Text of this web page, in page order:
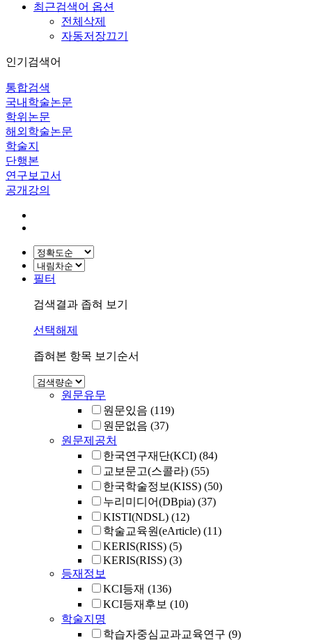
최근검색어 옵션
전체삭제
자동저장끄기
인기검색어
통합검색
국내학술논문
학위논문
해외학술논문
학술지
단행본
연구보고서
공개강의
필터
검색결과 좁혀 보기
선택해제
좁혀본 항목 보기순서
원문유무
원문있음 (119)
원문없음 (37)
원문제공처
한국연구재단(KCI) (84)
교보문고(스콜라) (55)
한국학술정보(KISS) (50)
누리미디어(DBpia) (37)
KISTI(NDSL) (12)
학술교육원(eArticle) (11)
KERIS(RISS) (5)
KERIS(RISS) (3)
등재정보
KCI등재 (136)
KCI등재후보 (10)
학술지명
학습자중심교과교육연구 (9)